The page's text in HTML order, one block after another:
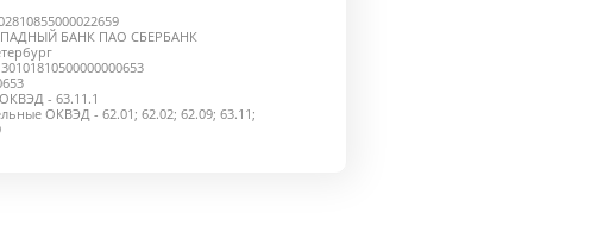
БАНК ПАО СБЕРБАНК
- 63.11.1
ОКВЭД - 62.01; 62.02; 62.09; 63.11;